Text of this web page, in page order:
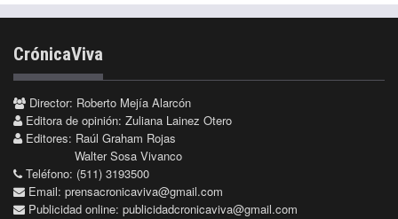
CrónicaViva
Director: Roberto Mejía Alarcón
Editora de opinión: Zuliana Lainez Otero
Editores: Raúl Graham Rojas
Walter Sosa Vivanco
Teléfono: (511) 3193500
Email: prensacronicaviva@gmail.com
Publicidad online: publicidadcronicaviva@gmail.com